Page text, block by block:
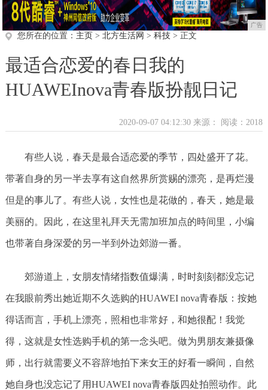
广告
您所在的位置： 主页 > 北方生活网 > 科技> 正文
最适合恋爱的春日我的
HUAWEInova青春版扮靓日记
2020-09-07 04:12:30 来源： 阅读：2018
有些人说，春天是最合适恋爱的季节，四处盛开了花。
带著自身的另一半去享有这自然界所赏赐的漂亮，是再烂漫
但是的事儿了。有些人说，女性也是花做的，春天，她是最
美丽的。因此，在这里礼拜天无需加班加点的時间里，小编
也带著自身深爱的另一半到外边郊游一番。
郊游道上，女朋友情绪指数值爆满，时时刻刻都没忘记
在我眼前秀出她近期不久选购的HUAWEI nova青春版：按她
得话而言，手机上漂亮，照相也非常好，和她很配！我觉
得，这就是女性选购手机的第一念头吧。做为男朋友兼摄像
师，出行就需要义不容辞地拍下来女王的好看一瞬间，自然
她自身也没忘记了用HUAWEI nova青春版四处拍照动作。此